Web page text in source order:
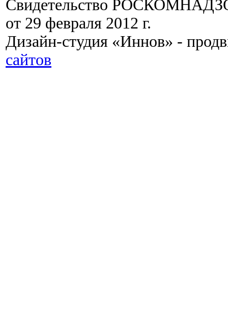
Свидетельство
от 29 февраля 2012 г.
Дизайн-студия «Иннов» -
сайтов